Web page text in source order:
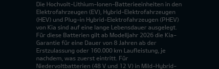
Die Hochvolt-Lithium-Ionen-Batterieeinheiten in den
Elektrofahrzeugen (EV), Hybrid-Elektrofahrzeugen
(HEV) und Plug-in Hybrid-Elektrofahrzeugen (PHEV)
von Kia sind auf eine lange Lebensdauer ausgelegt.
Für diese Batterien gilt ab Modelljahr 2026 die Kia-
Garantie für eine Dauer von 8 Jahren ab der
Erstzulassung oder 160.000 km Laufleistung, je
nachdem, was zuerst eintritt. Für
Niedervoltbatterien (48 V und 12 V) in Mild-Hybrid-